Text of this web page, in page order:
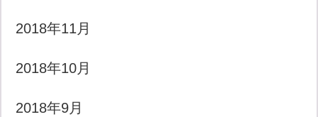
2018年11月
2018年10月
2018年9月